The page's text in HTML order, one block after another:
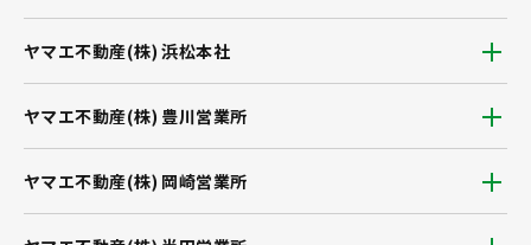
ヤマエ不動産(株) 浜松本社
ヤマエ不動産(株) 豊川営業所
ヤマエ不動産(株) 岡崎営業所